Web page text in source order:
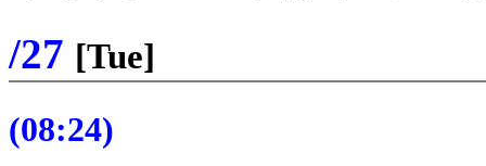
/27 [Tue]
(08:24)